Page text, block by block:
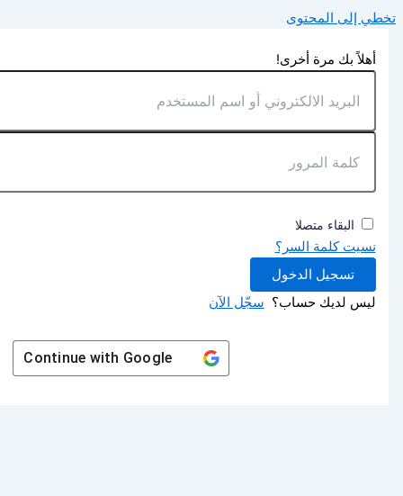
تخطي إلى المحتوى
أهلاً بك مرة أخرى!
البقاء متصلا
نسيت كلمة السر؟
تسجيل الدخول
ليس لديك حساب؟ سجّل الآن
Continue withGoogle